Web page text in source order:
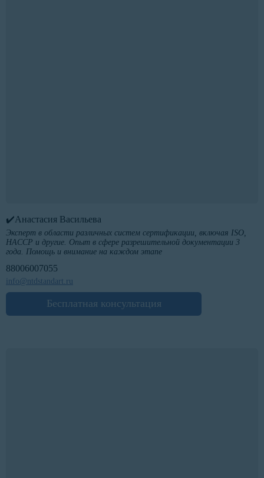
✔️Анастасия Васильева
Эксперт в области различных систем сертификации, включая ISO,
HACCP и другие. Опыт в сфере разрешительной документации 3
года. Помощь и внимание на каждом этапе
88006007055
info@ntdstandart.ru
Бесплатная консультация